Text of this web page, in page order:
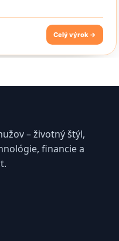
– životný štýl,
financie a